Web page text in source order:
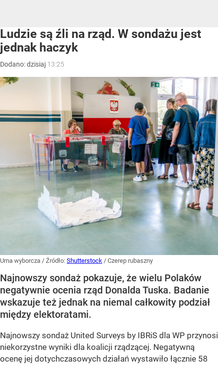
Ludzie są źli na rząd. W sondażu jest
jednak haczyk
Dodano:dzisiaj 13:25
Urna wyborcza / Źródło: Shutterstock / Czerep rubaszny
Najnowszy sondaż pokazuje, że wielu Polaków
negatywnie ocenia rząd Donalda Tuska. Badanie
wskazuje też jednak na niemal całkowity podział
między elektoratami.
Najnowszy sondaż United Surveys by IBRiS dla WP przynosi
niekorzystne wyniki dla koalicji rządzącej. Negatywną
ocenę jej dotychczasowych działań wystawiło łącznie 58